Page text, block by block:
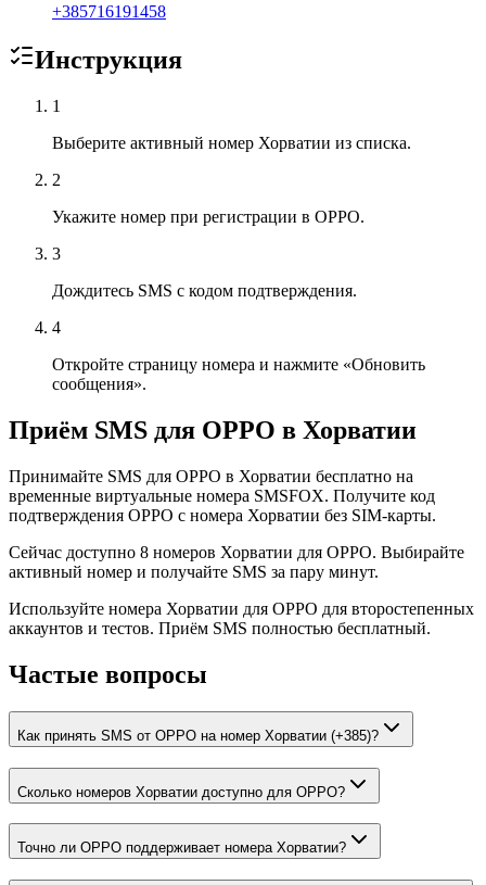
+385716191458
Инструкция
1
Выберите активный номер Хорватии из списка.
2
Укажите номер при регистрации в OPPO.
3
Дождитесь SMS с кодом подтверждения.
4
Откройте страницу номера и нажмите «Обновить
сообщения».
Приём SMS для OPPO в Хорватии
Принимайте SMS для OPPO в Хорватии бесплатно на
временные виртуальные номера SMSFOX. Получите код
подтверждения OPPO с номера Хорватии без SIM-карты.
Сейчас доступно 8 номеров Хорватии для OPPO. Выбирайте
активный номер и получайте SMS за пару минут.
Используйте номера Хорватии для OPPO для второстепенных
аккаунтов и тестов. Приём SMS полностью бесплатный.
Частые вопросы
Как принять SMS от OPPO на номер Хорватии (+385)?
Сколько номеров Хорватии доступно для OPPO?
Точно ли OPPO поддерживает номера Хорватии?